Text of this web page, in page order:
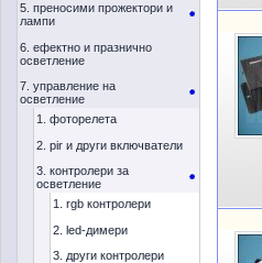
5. преносими прожектори и
лампи
6. ефектно и празнично
осветление
7. управление на
осветление
1. фоторелета
2. pir и други включватели
3. контролери за
осветление
1. rgb контролери
2. led-димери
3. други контролери